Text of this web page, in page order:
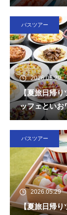
バスツアー
2026.05.29
【夏旅日帰
ッフェといお
バスツアー
2026.05.29
【夏旅日帰り